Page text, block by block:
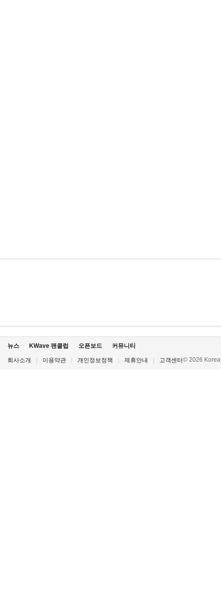
뉴스 KWave 팬클럽 오픈보드 커뮤니티
회사소개 이용약관 개인정보정책 제휴안내 고객센터© 2026